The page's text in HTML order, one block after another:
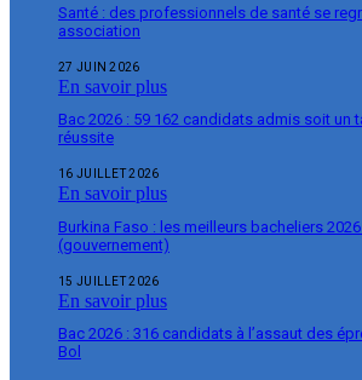
Santé : des professionnels de santé se
association
27 JUIN 2026
En savoir plus
Bac 2026 : 59 162 candidats admis soit un
réussite
16 JUILLET 2026
En savoir plus
Burkina Faso : les meilleurs bacheliers
(gouvernement)
15 JUILLET 2026
En savoir plus
Bac 2026 : 316 candidats à l’assaut des
Bol